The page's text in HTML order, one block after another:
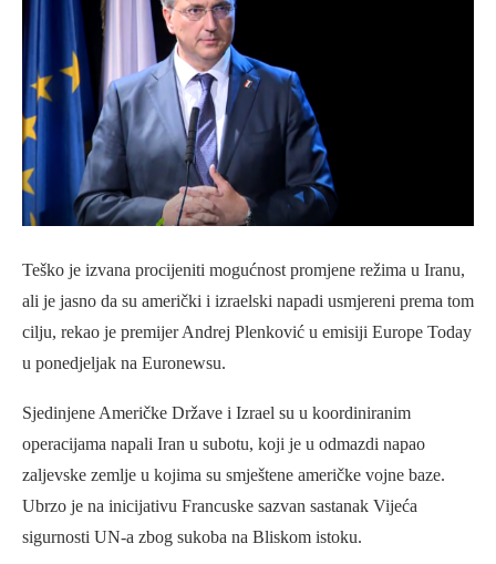
Teško je izvana procijeniti mogućnost promjene režima u Iranu,
ali je jasno da su američki i izraelski napadi usmjereni prema tom
cilju, rekao je premijer Andrej Plenković u emisiji Europe Today
u ponedjeljak na Euronewsu.
Sjedinjene Američke Države i Izrael su u koordiniranim
operacijama napali Iran u subotu, koji je u odmazdi napao
zaljevske zemlje u kojima su smještene američke vojne baze.
Ubrzo je na inicijativu Francuske sazvan sastanak Vijeća
sigurnosti UN-a zbog sukoba na Bliskom istoku.